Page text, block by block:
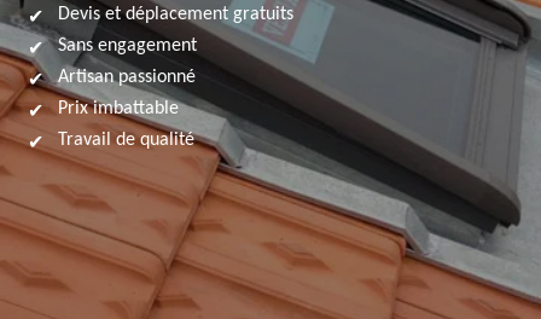
Devis et déplacement gratuits
Sans engagement
Artisan passionné
Prix imbattable
Travail de qualité